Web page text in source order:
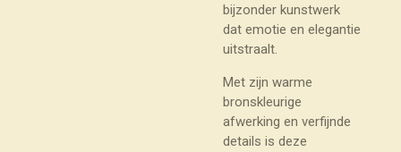
bijzonder kunstwerk
dat emotie en elegantie
uitstraalt.
Met zijn warme
bronskleurige
afwerking en verfijnde
details is deze